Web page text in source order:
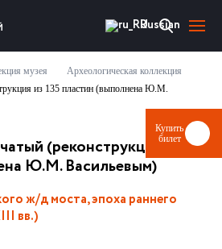
Russian
музея
Археологическая коллекция
из 135 пластин (выполнена Ю.М.
(реконструкция из 135
Ю.М. Васильевым)
ж/д моста, эпоха раннего
вв.)
Купить
билет